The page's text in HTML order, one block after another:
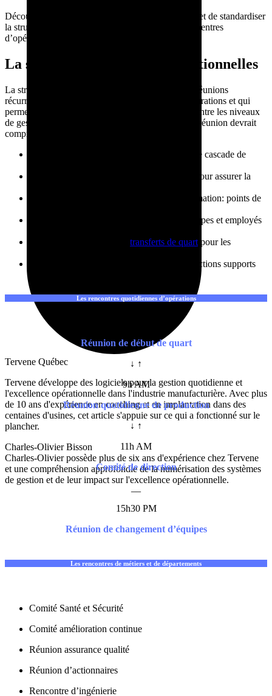
Tervene Québec
Tervene développe des logiciels pour la gestion quotidienne et
l'excellence opérationnelle dans l'industrie manufacturière. Avec plus
de 10 ans d'expérience en coaching et en implantation dans des
centaines d'usines, cet article s'appuie sur ce qui a fonctionné sur le
plancher.
Charles-Olivier Bisson
Charles-Olivier possède plus de six ans d'expérience chez Tervene
et une compréhension approfondie de la numérisation des systèmes
de gestion et de leur impact sur l'excellence opérationnelle.
Découvrez comment un outil tel que Tervene permet de standardiser
la structure de réunions chez les manufacturiers et centres
d’opérations.
La structure de réunions opérationnelles
La structure de réunion comprend l’ensemble des réunions
récurrentes qui sont nécessaires au contrôle des opérations et qui
permettent de partager efficacement l’information entre les niveaux
de gestion et les équipes support. Une structure de réunion devrait
comprendre:
Plusieurs niveaux de réunions permettant une cascade de
Des critères d’escalades de problématiques pour assurer la
Une méthode de transfert efficace de l’information: points de
Une rétroaction allant jusqu’aux chefs d’équipes et employés
transferts de quart pour les
Des rencontres départementales ou entre fonctions supports
Les rencontres quotidiennes d’opérations
Réunion de début de quart
↓ ↑
9h AM
Réunion quotidienne de production
↓ ↑
11h AM
Comité de direction
15h30 PM
Réunion de changement d’équipes
Les rencontres de métiers et de départements
Comité Santé et Sécurité
Comité amélioration continue
Réunion assurance qualité
Réunion d’actionnaires
Rencontre d’ingénierie